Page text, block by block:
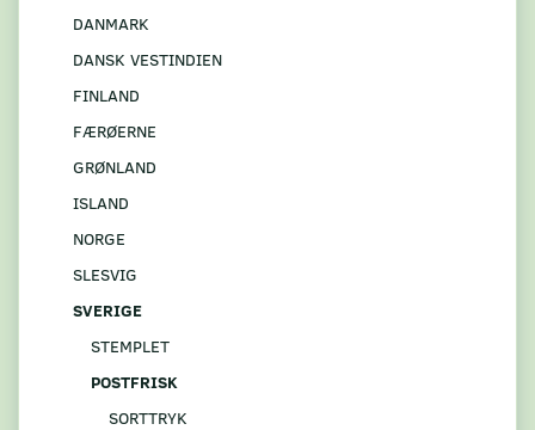
DANMARK
DANSK VESTINDIEN
FINLAND
FÆRØERNE
GRØNLAND
ISLAND
NORGE
SLESVIG
SVERIGE
STEMPLET
POSTFRISK
SORTTRYK